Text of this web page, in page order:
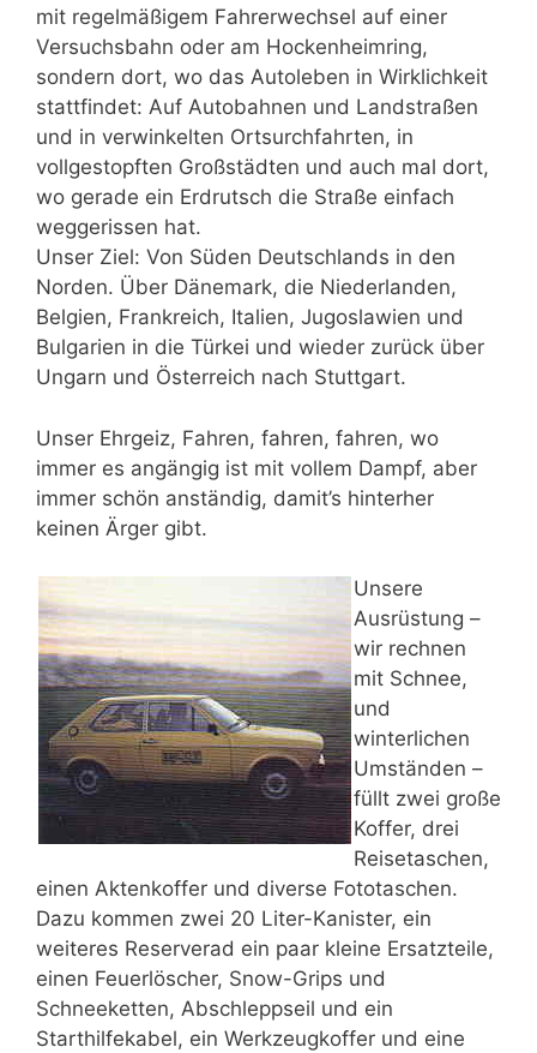
mit regelmäßigem Fahrerwechsel auf einer
Versuchsbahn oder am Hockenheimring,
sondern dort, wo das Autoleben in Wirklichkeit
stattfindet: Auf Autobahnen und Landstraßen
und in verwinkelten Ortsurchfahrten, in
vollgestopften Großstädten und auch mal dort,
wo gerade ein Erdrutsch die Straße einfach
weggerissen hat.
Unser Ziel: Von Süden Deutschlands in den
Norden. Über Dänemark, die Niederlanden,
Belgien, Frankreich, Italien, Jugoslawien und
Bulgarien in die Türkei und wieder zurück über
Ungarn und Österreich nach Stuttgart.
Unser Ehrgeiz, Fahren, fahren, fahren, wo
immer es angängig ist mit vollem Dampf, aber
immer schön anständig, damit’s hinterher
keinen Ärger gibt.
Unsere
Ausrüstung –
wir rechnen
mit Schnee,
und
winterlichen
Umständen –
füllt zwei große
Koffer, drei
Reisetaschen,
einen Aktenkoffer und diverse Fototaschen.
Dazu kommen zwei 20 Liter-Kanister, ein
weiteres Reserverad ein paar kleine Ersatzteile,
einen Feuerlöscher, Snow-Grips und
Schneeketten, Abschleppseil und ein
Starthilfekabel, ein Werkzeugkoffer und eine